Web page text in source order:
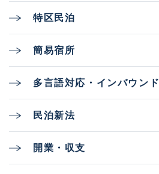
特区民泊
簡易宿所
多言語対応・インバウンド
民泊新法
開業・収支